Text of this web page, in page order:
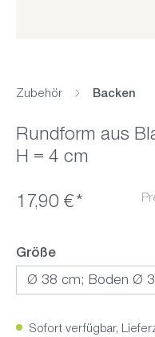
Zubehör Backen
Rundform aus
H = 4 cm
17,90 €*
Größeauswählen
Sofort verfügbar,